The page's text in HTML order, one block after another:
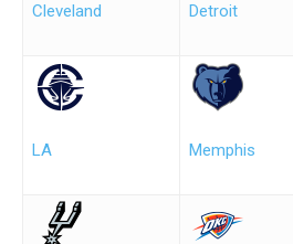
Cleveland Detroit
LA Memphis